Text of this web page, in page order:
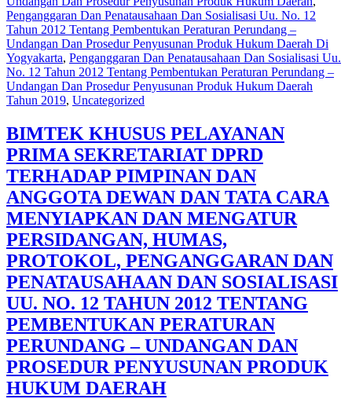
Penganggaran Dan Penatausahaan Dan Sosialisasi Uu. No. 12
Tahun 2012 Tentang Pembentukan Peraturan Perundang –
Undangan Dan Prosedur Penyusunan Produk Hukum Daerah Di
Yogyakarta, Penganggaran Dan Penatausahaan Dan Sosialisasi Uu.
No. 12 Tahun 2012 Tentang Pembentukan Peraturan Perundang –
Undangan Dan Prosedur Penyusunan Produk Hukum Daerah
Tahun 2019, Uncategorized
BIMTEK KHUSUS PELAYANAN
PRIMA SEKRETARIAT DPRD
TERHADAP PIMPINAN DAN
ANGGOTA DEWAN DAN TATA CARA
MENYIAPKAN DAN MENGATUR
PERSIDANGAN, HUMAS,
PROTOKOL, PENGANGGARAN DAN
PENATAUSAHAAN DAN SOSIALISASI
UU. NO. 12 TAHUN 2012 TENTANG
PEMBENTUKAN PERATURAN
PERUNDANG – UNDANGAN DAN
PROSEDUR PENYUSUNAN PRODUK
HUKUM DAERAH